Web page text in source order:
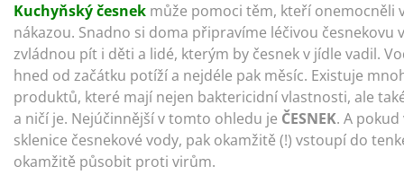
Kuchyňský česnek může pomoci těm, kteří onemocněli
nákazou. Snadno si doma připravíme léčivou česnekovu
zvládnou pít i děti a lidé, kterým by česnek v jídle vadil.
hned od začátku potíží a nejdéle pak měsíc. Existuje
produktů, které mají nejen baktericidní vlastnosti, ale
a ničí je. Nejúčinnější v tomto ohledu je ČESNEK. A
sklenice česnekové vody, pak okamžitě (!) vstoupí do
okamžitě působit proti virům.